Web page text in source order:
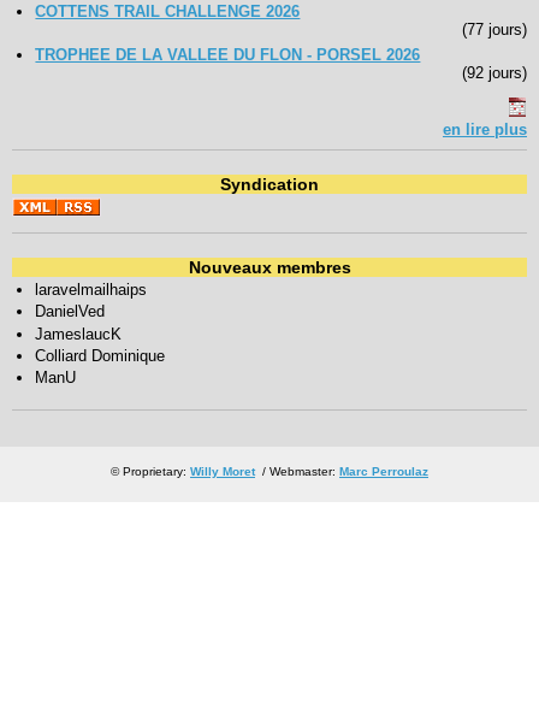
COTTENS TRAIL CHALLENGE 2026
(77 jours)
TROPHEE DE LA VALLEE DU FLON - PORSEL 2026
(92 jours)
en lire plus
Syndication
Nouveaux membres
laravelmailhaips
DanielVed
JameslaucK
Colliard Dominique
ManU
© Proprietary: Willy Moret/ Webmaster: Marc Perroulaz